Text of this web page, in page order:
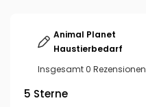
Animal Planet
Haustierbedarf
Insgesamt 0 Rezensionen
5 Sterne